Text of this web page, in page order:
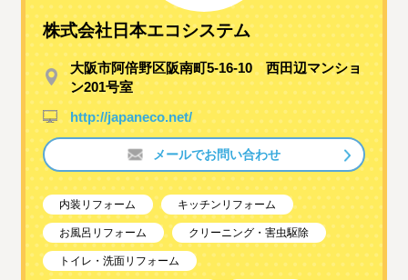
株式会社日本エコシステム
大阪市阿倍野区阪南町5-16-10 西田辺マンショ
ン201号室
http://japaneco.net/
メールでお問い合わせ
内装リフォーム キッチンリフォーム
お風呂リフォーム クリーニング・害虫駆除
トイレ・洗面リフォーム